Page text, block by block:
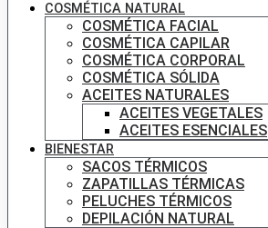
COSMÉTICA NATURAL
COSMÉTICA FACIAL
COSMÉTICA CAPILAR
COSMÉTICA CORPORAL
COSMÉTICA SÓLIDA
ACEITES NATURALES
ACEITES VEGETALES
ACEITES ESENCIALES
BIENESTAR
SACOS TÉRMICOS
ZAPATILLAS TÉRMICAS
PELUCHES TÉRMICOS
DEPILACIÓN NATURAL